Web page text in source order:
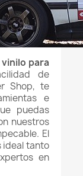
vinilo para
de
Shop, te
e
puedas
nuestros
El
ideal tanto
en